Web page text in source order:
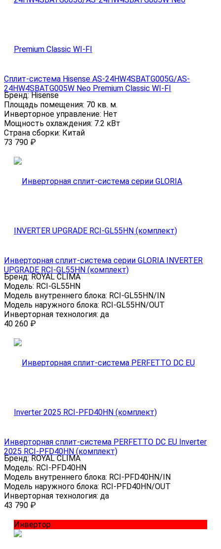
Сплит-система Hisense AS-24HW4SBATG005G/AS-
24HW4SBATG005W Neo Premium Classic WI-FI
Бренд:Hisense
Площадь помещения: 70 кв. м.
Инверторное управление: Нет
Мощность охлаждения: 7.2 кВт
Страна сборки: Китай
73 790 ₽
Инверторная сплит-система серии GLORIA INVERTER
UPGRADE RCI-GL55HN (комплект)
Бренд:ROYAL CLIMA
Модель: RCI-GL55HN
Модель внутреннего блока: RCI-GL55HN/IN
Модель наружного блока: RCI-GL55HN/OUT
Инверторная технология: да
40 260 ₽
Инверторная сплит-система PERFETTO DC EU Inverter
2025 RCI-PFD40HN (комплект)
Бренд:ROYAL CLIMA
Модель: RCI-PFD40HN
Модель внутреннего блока: RCI-PFD40HN/IN
Модель наружного блока: RCI-PFD40HN/OUT
Инверторная технология: да
43 790 ₽
Инвертор